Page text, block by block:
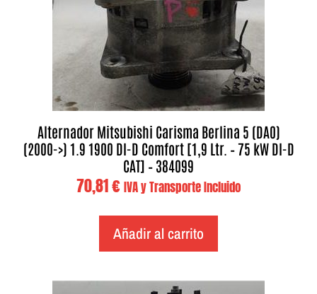
Alternador Mitsubishi Carisma Berlina 5 (DA0)
(2000->) 1.9 1900 DI-D Comfort [1,9 Ltr. – 75 kW DI-D
CAT] – 384099
70,81€ IVA y Transporte Incluido
Añadir al carrito